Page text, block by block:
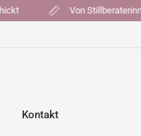
Von
Kontakt